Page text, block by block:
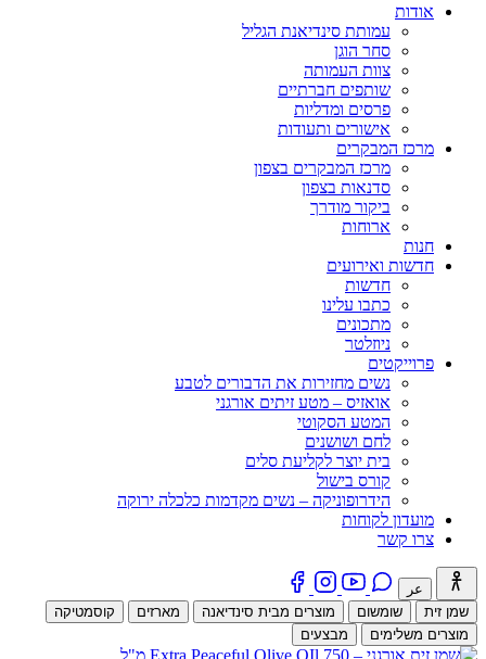
אודות
עמותת סינדיאנת הגליל
סחר הוגן
צוות העמותה
שותפים חברתיים
פרסים ומדליות
אישורים ותעודות
מרכז המבקרים
מרכז המבקרים בצפון
סדנאות בצפון
ביקור מודרך
ארוחות
חנות
חדשות ואירועים
חדשות
כתבו עלינו
מתכונים
ניוזלטר
פרוייקטים
נשים מחזירות את הדבורים לטבע
אואזיס – מטע זיתים אורגני
המטע הסקוטי
לחם ושושנים
בית יוצר לקליעת סלים
קורס בישול
הידרופוניקה – נשים מקדמות כלכלה ירוקה
מועדון לקוחות
צרו קשר
عر
שמן זית
שומשום מוצרים מבית סינדיאנה מארזים
קוסמטיקה
מוצרים משלימים
מבצעים